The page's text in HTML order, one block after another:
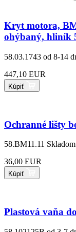
Kryt motora,
ohýbaný, hliník
58.03.1743 od 8-14
447,10 EUR
Kúpiť
Ochranné lišty
58.BM11.11
36,00 EUR
Kúpiť
Plastová vaňa